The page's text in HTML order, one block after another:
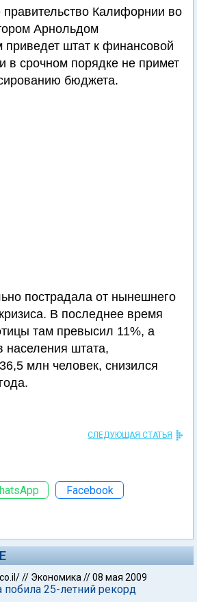
правительство Калифорнии во
Арнольдом
приведет штат к финансовой
в срочном порядке не примет
бюджета.
пострадала от нынешнего
В последнее время
там превысил 11%, а
населения штата,
млн человек, снизился
СЛЕДУЮЩАЯ СТАТЬЯ
Facebook
// Экономика //08 мая 2009
25-летний рекорд